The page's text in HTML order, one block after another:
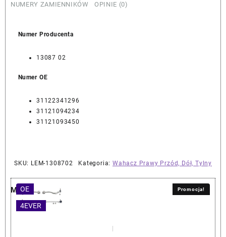
NUMERY ZAMIENNIKÓW OPINIE (0)
Numer Producenta
13087 02
Numer OE
31122341296
31121094234
31121093450
SKU: LEM-1308702 Kategoria: Wahacz Prawy Przód, Dół, Tylny
Może spodoba się również… Promocja!
OE
4EVER